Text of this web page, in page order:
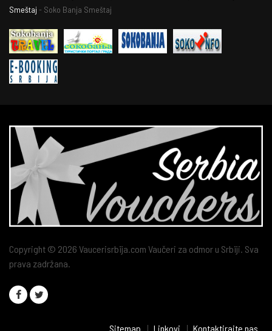
Smeštaj - Soko Banja Smeštaj
Copyright © 2026 Vaucerisrbija.com Vaučeri za odmor u Srbiji. Sva
prava zadržana.
Sitemap Linkovi Kontaktirajte nas